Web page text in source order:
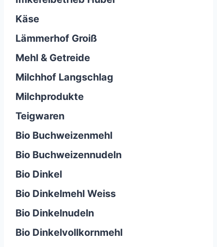
Käse
Lämmerhof Groiß
Mehl & Getreide
Milchhof Langschlag
Milchprodukte
Teigwaren
Bio Buchweizenmehl
Bio Buchweizennudeln
Bio Dinkel
Bio Dinkelmehl Weiss
Bio Dinkelnudeln
Bio Dinkelvollkornmehl